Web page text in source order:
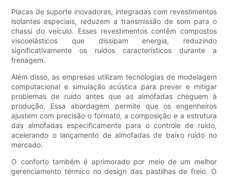
Placas de suporte inovadoras, integradas com revestimentos
isolantes especiais, reduzem a transmissão de som para o
chassi do veículo. Esses revestimentos contêm compostos
viscoelásticos que dissipam energia, reduzindo
significativamente os ruídos característicos durante a
frenagem.
Além disso, as empresas utilizam tecnologias de modelagem
computacional e simulação acústica para prever e mitigar
problemas de ruído antes que as almofadas cheguem à
produção. Essa abordagem permite que os engenheiros
ajustem com precisão o formato, a composição e a estrutura
das almofadas especificamente para o controle de ruído,
acelerando o lançamento de almofadas de baixo ruído no
mercado.
O conforto também é aprimorado por meio de um melhor
gerenciamento térmico no design das pastilhas de freio. O